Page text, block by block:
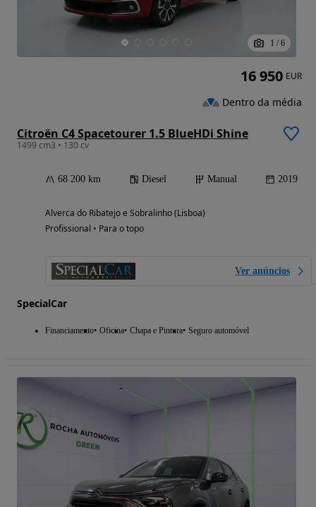
1 / 6
Citroën C4 Spacetourer 1.5 BlueHDi Shine
1499 cm3 • 130 cv
68 200 km Diesel Manual 2019
Alverca do Ribatejo e Sobralinho (Lisboa)
Profissional • Para o topo
Ver anúncios
SpecialCar
Financiamento Oficina Chapa e Pintura Seguro automóvel
16 950 EUR
Dentro da média